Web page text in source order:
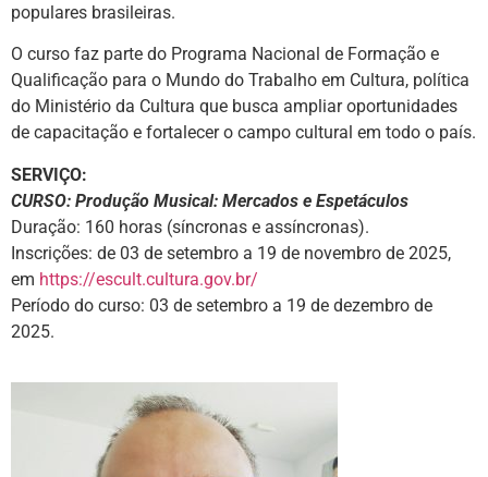
populares brasileiras.
O curso faz parte do Programa Nacional de Formação e
Qualificação para o Mundo do Trabalho em Cultura, política
do Ministério da Cultura que busca ampliar oportunidades
de capacitação e fortalecer o campo cultural em todo o país.
SERVIÇO:
CURSO: Produção Musical: Mercados e Espetáculos
Duração: 160 horas (síncronas e assíncronas).
Inscrições: de 03 de setembro a 19 de novembro de 2025,
em https://escult.cultura.gov.br/
Período do curso: 03 de setembro a 19 de dezembro de
2025.